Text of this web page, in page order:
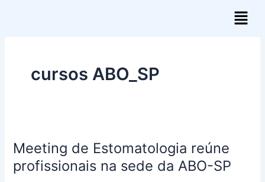
Menu
cursos ABO_SP
Meeting de Estomatologia reúne
profissionais na sede da ABO-SP
de
Estomatologia
reúne